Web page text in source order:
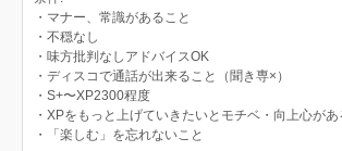
・マナー、常識があること
・不穏なし
・味方批判なしアドバイスOK
・ディスコで通話が出来ること（聞き専×）
・S+〜XP2300程度
・XPをもっと上げていきたいとモチベ・向上心があ
・「楽しむ」を忘れないこと